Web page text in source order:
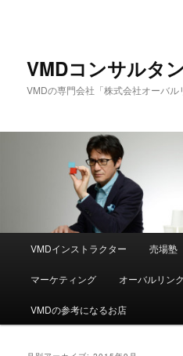
VMDコンサルタ
VMDの専門会社「株式会社オーバル
ュ
VMDインストラクター 売場塾
マーケティング オーバルリンク
VMDの参考になるお店